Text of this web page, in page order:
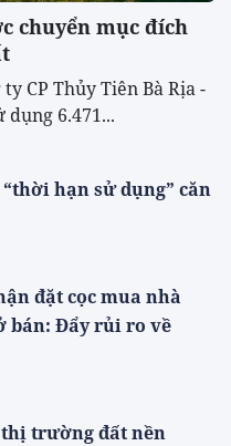
chuyển mục đích
CP Thủy Tiên Bà Rịa -
6.471...
hạn sử dụng” căn
đặt cọc mua nhà
bán: Đẩy rủi ro về
thị trường đất nền